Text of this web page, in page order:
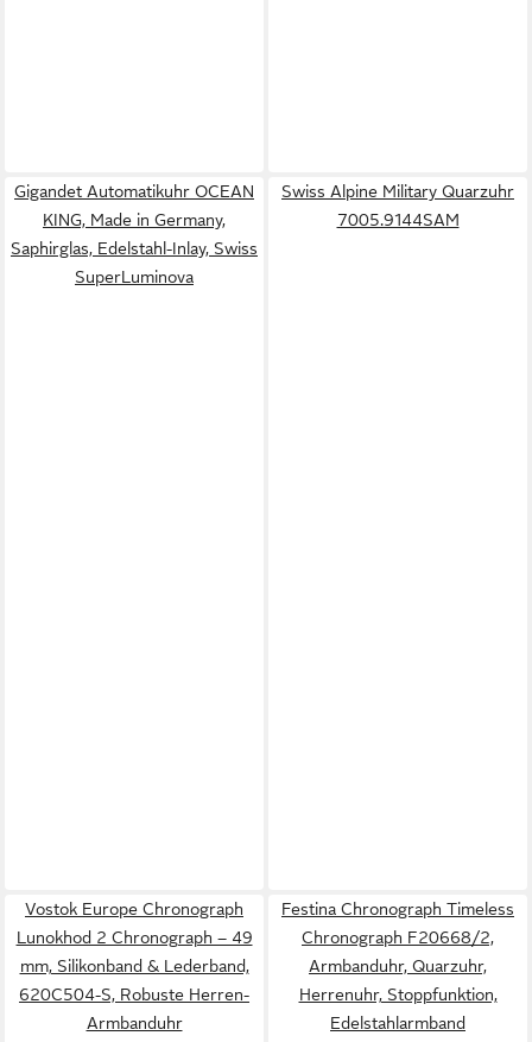
Gigandet Automatikuhr OCEAN
KING, Made in Germany,
Saphirglas, Edelstahl-Inlay, Swiss
SuperLuminova
Swiss Alpine Military Quarzuhr
7005.9144SAM
Vostok Europe Chronograph
Lunokhod 2 Chronograph – 49
mm, Silikonband & Lederband,
620C504-S, Robuste Herren-
Armbanduhr
Festina Chronograph Timeless
Chronograph F20668/2,
Armbanduhr, Quarzuhr,
Herrenuhr, Stoppfunktion,
Edelstahlarmband